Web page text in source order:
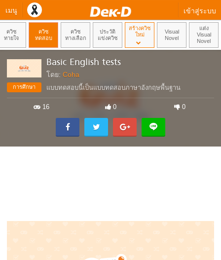
เมนู เข้าสู่ระบบ
ควิซ
ทายใจ
ควิซ
ทดสอบ
ควิซ
ทางเลือก
ประวัติ
แข่งควิซ
สร้างควิซ
ใหม่
Visual
Novel
แต่ง
Visual
Novel
การศึกษา
Basic English tests
โดย: Coha
แบบทดสอบนี้เป็นแบบทดสอบภาษาอังกฤษพื้นฐาน
16 0 0